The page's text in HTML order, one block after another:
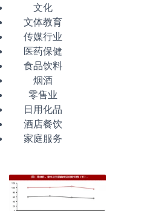
文化
文体教育
传媒行业
医药保健
食品饮料
烟酒
零售业
日用化品
酒店餐饮
家庭服务